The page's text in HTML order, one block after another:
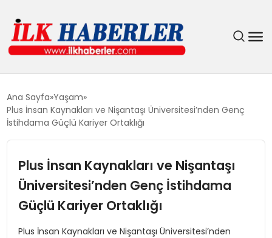
EĞITIM
GÜNDEM
MAGAZIN
Ana Sayfa Yaşam
Plus İnsan Kaynakları ve Nişantaşı Üniversitesi’nden Genç
İstihdama Güçlü Kariyer Ortaklığı
Plus İnsan Kaynakları ve Nişantaşı
Üniversitesi’nden Genç İstihdama
Güçlü Kariyer Ortaklığı
Plus İnsan Kaynakları ve Nişantaşı Üniversitesi’nden